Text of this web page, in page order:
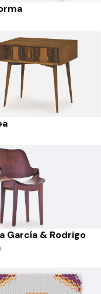
García & Rodrigo